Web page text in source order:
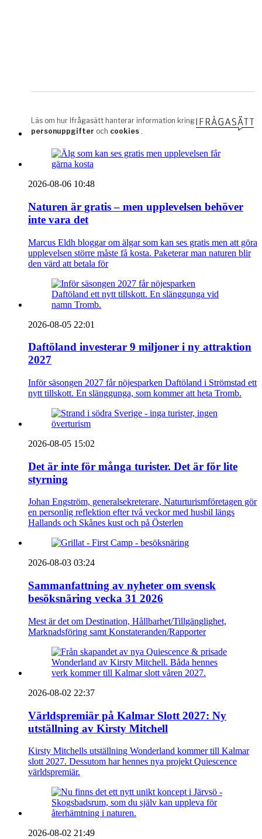
2026-08-06 10:48
Naturen är gratis – men upplevelsen behöver
inte vara det
Marcus Eldh bloggar om älgar som kan ses gratis men att göra
upplevelsen större måste få kosta. Paketerar man naturen blir
den värd att betala för
2026-08-05 22:01
Daftöland investerar 9 miljoner i ny attraktion
2027
Inför säsongen 2027 får nöjesparken Daftöland i Strömstad ett
nytt tillskott. En slänggunga, som kommer att heta Tromb.
2026-08-05 15:02
Det är inte för många turister. Det är för lite
styrning
Johan Engström, generalsekreterare, Naturturismföretagen gör
en personlig reflektion efter två veckor med husbil längs
Hallands och Skånes kust och på Österlen
2026-08-03 03:24
Sammanfattning av nyheter om svensk
besöksnäring vecka 31 2026
Mest är det om Destination, Hållbarhet/Tillgänglighet,
Marknadsföring samt Konstateranden/Rapporter
2026-08-02 22:37
Världspremiär på Kalmar Slott 2027: Ny
utställning av Kirsty Mitchell
Kirsty Mitchells utställning Wonderland kommer till Kalmar
slott 2027. Dessutom har hennes nya projekt Quiescence
världspremiär.
2026-08-02 21:49